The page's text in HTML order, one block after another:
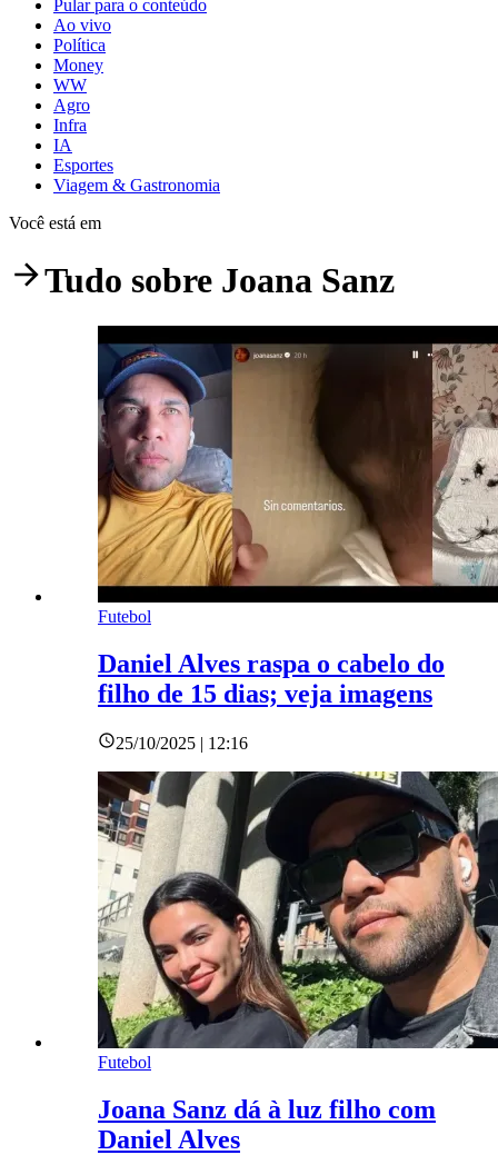
Pular para o conteúdo
Ao vivo
Política
Money
WW
Agro
Infra
IA
Esportes
Viagem & Gastronomia
Você está em
Tudo sobre Joana Sanz
Futebol
Daniel Alves raspa o cabelo do
filho de 15 dias; veja imagens
25/10/2025 | 12:16
Futebol
Joana Sanz dá à luz filho com
Daniel Alves